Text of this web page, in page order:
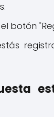
botón